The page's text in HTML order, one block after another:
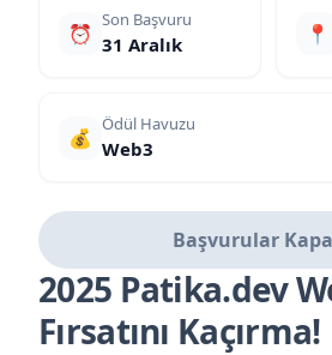
⏰
Son Başvuru
31 Aralık 📍
💰
Ödül Havuzu
Web3
Başvurular
2025 Patika.dev
Fırsatını Kaçırma!